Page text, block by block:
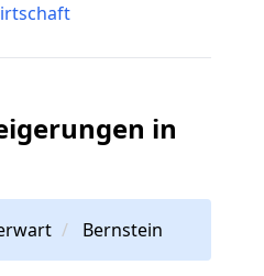
in
Bernstein